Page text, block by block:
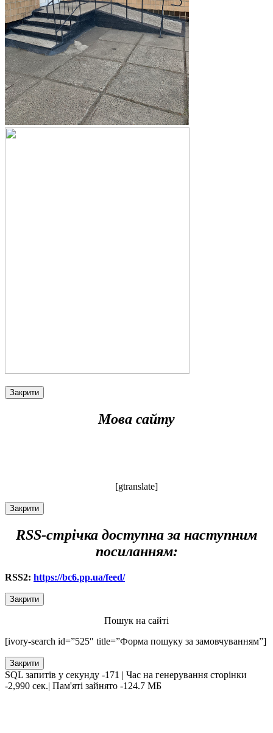
Закрити
Мова сайту
[gtranslate]
Закрити
RSS-стрічка доступна за наступним
посиланням:
RSS2: https://bc6.pp.ua/feed/
Закрити
Пошук на сайті
[ivory-search id=”525″ title=”Форма пошуку за замовчуванням”]
Закрити
SQL запитів у секунду -171 | Час на генерування сторінки
-2,990 сек.| Пам'яті зайнято -124.7 МБ